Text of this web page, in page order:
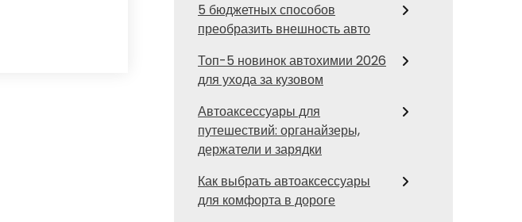
5 бюджетных способов
преобразить внешность авто
Топ-5 новинок автохимии 2026
для ухода за кузовом
Автоаксессуары для
путешествий: органайзеры,
держатели и зарядки
Как выбрать автоаксессуары
для комфорта в дороге